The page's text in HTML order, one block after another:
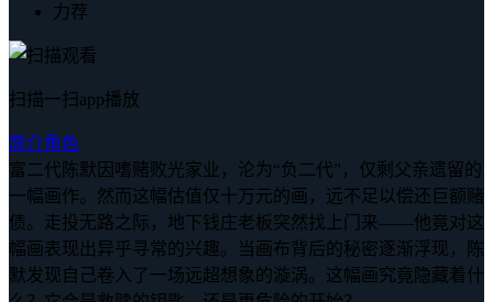
力荐
扫描一扫app播放
简介角色
富二代陈默因嗜赌败光家业，沦为“负二代”，仅剩父亲遗留的
一幅画作。然而这幅估值仅十万元的画，远不足以偿还巨额赌
债。走投无路之际，地下钱庄老板突然找上门来——他竟对这
幅画表现出异乎寻常的兴趣。当画布背后的秘密逐渐浮现，陈
默发现自己卷入了一场远超想象的漩涡。这幅画究竟隐藏着什